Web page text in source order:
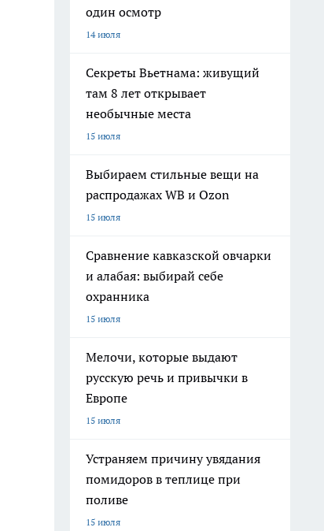
один осмотр
14 июля
Секреты Вьетнама: живущий
там 8 лет открывает
необычные места
15 июля
Выбираем стильные вещи на
распродажах WB и Ozon
15 июля
Сравнение кавказской овчарки
и алабая: выбирай себе
охранника
15 июля
Мелочи, которые выдают
русскую речь и привычки в
Европе
15 июля
Устраняем причину увядания
помидоров в теплице при
поливе
15 июля